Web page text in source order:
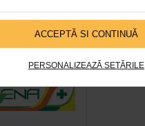
ACCEPTĂ SI CONTINUĂ
PERSONALIZEAZĂ SETĂRILE